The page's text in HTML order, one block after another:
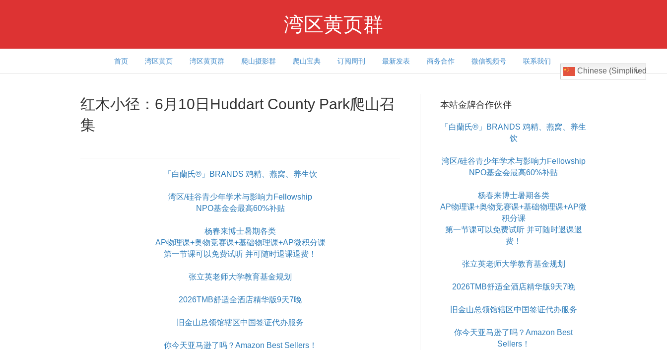
湾区黄页群
首页 湾区黄页 湾区黄页群 爬山摄影群 爬山宝典 订阅周刊 最新发表 商务合作 微信视频号 联系我们
Chinese (Simplified)
红木小径：6月10日Huddart County Park爬山召
集
「白蘭氏®」BRANDS 鸡精、燕窝、养生饮
湾区/硅谷青少年学术与影响力Fellowship
NPO基金会最高60%补贴
杨春来博士暑期各类
AP物理课+奥物竞赛课+基础物理课+AP微积分课
第一节课可以免费试听 并可随时退课退费！
张立英老师大学教育基金规划
2026TMB舒适全酒店精华版9天7晚
旧金山总领馆辖区中国签证代办服务
你今天亚马逊了吗？Amazon Best Sellers！
本站金牌合作伙伴
「白蘭氏®」BRANDS 鸡精、燕窝、养生
饮
湾区/硅谷青少年学术与影响力Fellowship
NPO基金会最高60%补贴
杨春来博士暑期各类
AP物理课+奥物竞赛课+基础物理课+AP微
积分课
第一节课可以免费试听 并可随时退课退
费！
张立英老师大学教育基金规划
2026TMB舒适全酒店精华版9天7晚
旧金山总领馆辖区中国签证代办服务
你今天亚马逊了吗？Amazon Best
Sellers！